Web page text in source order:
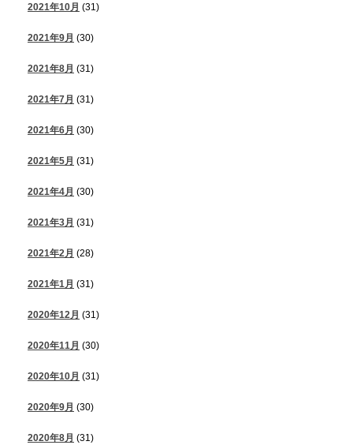
2021年10月 (31)
2021年9月 (30)
2021年8月 (31)
2021年7月 (31)
2021年6月 (30)
2021年5月 (31)
2021年4月 (30)
2021年3月 (31)
2021年2月 (28)
2021年1月 (31)
2020年12月 (31)
2020年11月 (30)
2020年10月 (31)
2020年9月 (30)
2020年8月 (31)